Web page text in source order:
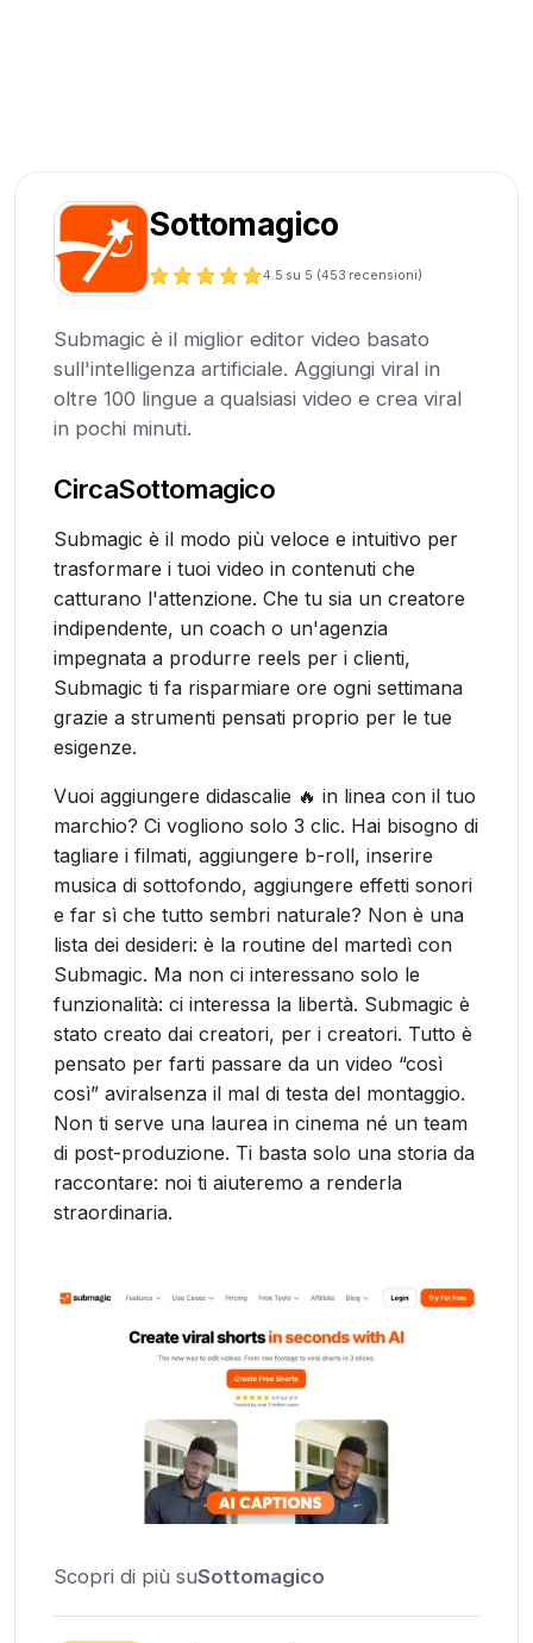
Sottomagico
4.5 su 5 (453 recensioni)
Submagic è il miglior editor video basato
sull'intelligenza artificiale. Aggiungi viral in
oltre 100 lingue a qualsiasi video e crea viral
in pochi minuti.
CircaSottomagico
Submagic è il modo più veloce e intuitivo per
trasformare i tuoi video in contenuti che
catturano l'attenzione. Che tu sia un creatore
indipendente, un coach o un'agenzia
impegnata a produrre reels per i clienti,
Submagic ti fa risparmiare ore ogni settimana
grazie a strumenti pensati proprio per le tue
esigenze.
Vuoi aggiungere didascalie 🔥 in linea con il tuo
marchio? Ci vogliono solo 3 clic. Hai bisogno di
tagliare i filmati, aggiungere b-roll, inserire
musica di sottofondo, aggiungere effetti sonori
e far sì che tutto sembri naturale? Non è una
lista dei desideri: è la routine del martedì con
Submagic. Ma non ci interessano solo le
funzionalità: ci interessa la libertà. Submagic è
stato creato dai creatori, per i creatori. Tutto è
pensato per farti passare da un video “così
così” aviralsenza il mal di testa del montaggio.
Non ti serve una laurea in cinema né un team
di post-produzione. Ti basta solo una storia da
raccontare: noi ti aiuteremo a renderla
straordinaria.
Scopri di più suSottomagico